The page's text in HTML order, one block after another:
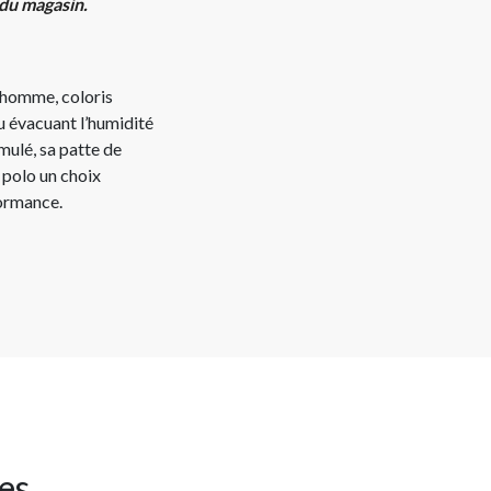
coloris
évacuant l’humidité
sa patte de
un choix